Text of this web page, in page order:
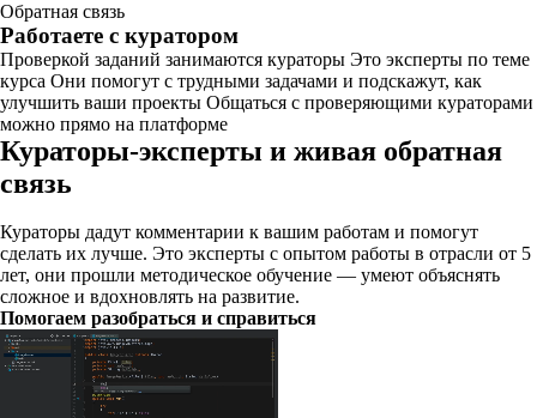
Обратная связь
Работаете с куратором
Проверкой заданий занимаются кураторы Это эксперты по теме
курса Они помогут с трудными задачами и подскажут, как
улучшить ваши проекты Общаться с проверяющими кураторами
можно прямо на платформе
Кураторы-эксперты и живая обратная
связь
Кураторы дадут комментарии к вашим работам и помогут
сделать их лучше. Это эксперты с опытом работы в отрасли от 5
лет, они прошли методическое обучение — умеют объяснять
сложное и вдохновлять на развитие.
Помогаем разобраться и справиться